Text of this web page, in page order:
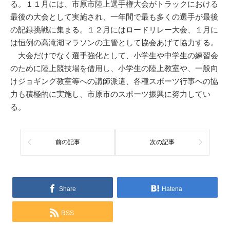
る。１１月には、市原市陸上選手権大会がトラックにおける
最後の大会として実施され、一年間で最も多くの選手が最後
の記録挑戦に集まる。１２月にはロードリレー大会、１月に
は恒例の高滝湖マラソンの主管として協会あげて協力する。
大会だけでなく選手強化として、小学生や中学生の練習会
のために陸上競技場を借用し、小学生の陸上教室や、一般向
けジョギング教室等への講師派遣、各種スポーツ行事への協
力も積極的に実施し、市原市のスポーツ振興に努力してい
る。
前の記事 次の記事
Share Hatena
RSS